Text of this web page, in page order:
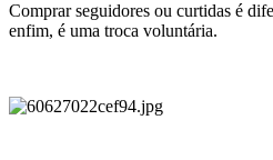
Comprar seguidores ou curtidas é
enfim, é uma troca voluntária.